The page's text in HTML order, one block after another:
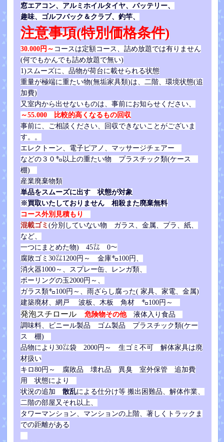
窓エアコン、
アルミホイルタイヤ、バッテリー、
趣味、ゴルフバック＆クラブ、釣竿、
注意事項(特別価格条件)
30.000円～ コースは定額コース、詰め放題では有りません
(何でもかんでも詰め放題で無い)
1)スムーズに、品物が荷台に載せられる状態
重量が極端に重たい物(無垢家具類)は、二階、環境状態(追
加費)
又室内から出せないものは、事前にお知らせください、
～55.000 比較的高くなるもの回収
事前に、ご相談ください、回収できないことがございま
す。。
エレクトーン、電子ピアノ、マッサージチェアー
などの３０㌔以上の重たい物 プラスチック類(ケース
棚)
産業廃棄物類
単品をスムーズに出す 状態が対象
※買取いたしておりません 相殺また廃棄無料
コース外別見積もり
混載ゴミ (分別していない物 ガラス、金属、プラ、紙、
など、
一つにまとめた物) 45㍑ 0～
腐敗ゴミ30㍑1200円～ 金庫㌔100円、
消火器1000～、
スプレー缶、レンガ類、
ボーリングの玉2000円～、
ガラス類㌔100円～、雨ざらし腐った( 家具、家電、金属)
建築廃材、網戸 波板、木板 角材 ㌔100円～
発泡スチロール 危険物その他液体入り食品
調味料、ビニール製品 ゴム製品 プラスチック類(ケー
ス 棚)
品物により30㍑袋 2000円～ 生ゴミ不可 解体家具は廃
材扱い
キロ80円～ 腐敗品 壊れ品 異臭 室外保管 追加費
用 状態により
状況の追加 散乱による仕分け等 搬出困難品、解体作業、
二階の部屋又それ以上、
タワーマンション、マンションの上階、著しくトラックま
での距離がある